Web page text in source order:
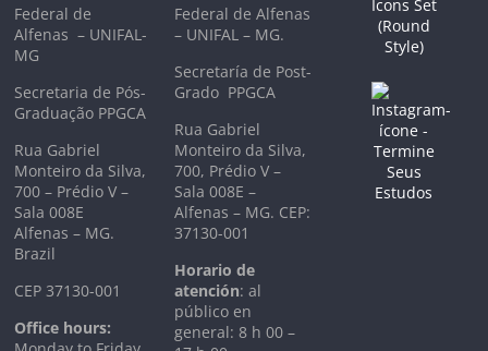
Federal de
Alfenas – UNIFAL-
MG
Secretaria de Pós-
Graduação PPGCA
Rua Gabriel
Monteiro da Silva,
700 – Prédio V –
Sala 008E
Alfenas – MG.
Brazil
CEP 37130-001
Office hours:
Federal de Alfenas
– UNIFAL – MG.
Secretaría de Post-
Grado PPGCA
Rua Gabriel
Monteiro da Silva,
700, Prédio V –
Sala 008E –
Alfenas – MG. CEP:
37130-001
Horario de
atención: al
público en
general: 8 h 00 –